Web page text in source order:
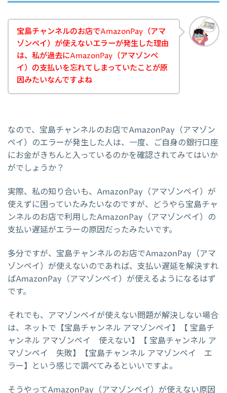
宝島チャンネルのお店でAmazonPay（アマ
ゾンペイ）が使えないエラーが発生した理由
は、私が過去にAmazonPay（アマゾンペ
イ）の支払いを忘れてしまっていたことが原
因みたいなんですよね
なので、宝島チャンネルのお店でAmazonPay（アマゾン
ペイ）のエラーが発生した人は、一度、ご自身の銀行口座
にお金がきちんと入っているのかを確認されてみてはいか
がでしょうか？
実際、私の知り合いも、AmazonPay（アマゾンペイ）が
使えずに困っていたみたいなのですが、どうやら宝島チャ
ンネルのお店で利用したAmazonPay（アマゾンペイ）の
支払い遅延がエラーの原因だったみたいです。
多分ですが、宝島チャンネルのお店でAmazonPay（アマ
ゾンペイ）が使えないのであれば、支払い遅延を解決すれ
ばAmazonPay（アマゾンペイ）が使えるようになるはず
です。
それでも、アマゾンペイが使えない問題が解決しない場合
は、ネットで【宝島チャンネル アマゾンペイ】【 宝島チ
ャンネル アマゾンペイ 使えない】【 宝島チャンネル ア
マゾンペイ 失敗】【宝島チャンネル アマゾンペイ エ
ラー】という感じで調べてみるといいですよ。
そうやってAmazonPay（アマゾンペイ）が使えない原因